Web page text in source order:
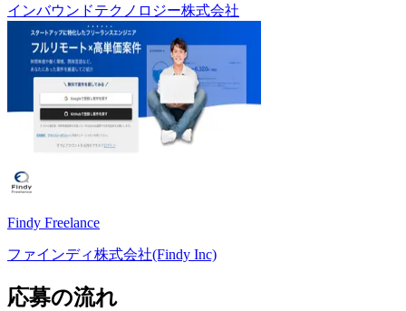
インバウンドテクノロジー株式会社
Findy Freelance
ファインディ株式会社(Findy Inc)
応募の流れ